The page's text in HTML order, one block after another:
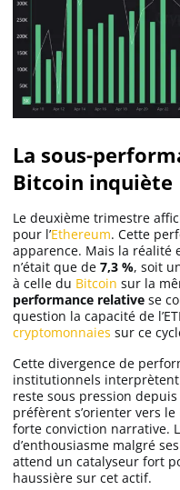
La sous-
Bitcoin inquiète
Le deuxième trimestre
pour l’Ethereum. Cette
apparence. Mais la réalité
n’était que de 7,3 %, soit
à celle du Bitcoin sur la
performance relative se
question la capacité de
cryptomonnaies sur ce
Cette divergence de
institutionnels
reste sous pression
préfèrent s’orienter vers le
forte conviction narrative.
d’enthousiasme malgré
attend un catalyseur fort
haussière sur cet actif.